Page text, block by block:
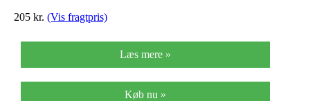
11k – 10 G
205 kr. (Vis fragtpris)
Læs mere »
Køb nu »